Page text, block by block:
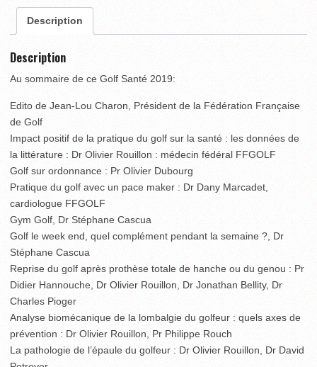
Description
Description
Au sommaire de ce Golf Santé 2019:
Edito de Jean-Lou Charon, Président de la Fédération Française
de Golf
Impact positif de la pratique du golf sur la santé : les données de
la littérature : Dr Olivier Rouillon : médecin fédéral FFGOLF
Golf sur ordonnance : Pr Olivier Dubourg
Pratique du golf avec un pace maker : Dr Dany Marcadet,
cardiologue FFGOLF
Gym Golf, Dr Stéphane Cascua
Golf le week end, quel complément pendant la semaine ?, Dr
Stéphane Cascua
Reprise du golf après prothèse totale de hanche ou du genou : Pr
Didier Hannouche, Dr Olivier Rouillon, Dr Jonathan Bellity, Dr
Charles Pioger
Analyse biomécanique de la lombalgie du golfeur : quels axes de
prévention : Dr Olivier Rouillon, Pr Philippe Rouch
La pathologie de l’épaule du golfeur : Dr Olivier Rouillon, Dr David